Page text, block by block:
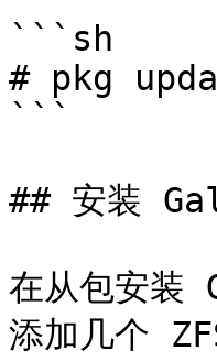
```sh
# pkg
```
## 安装
在从包安
添加几个